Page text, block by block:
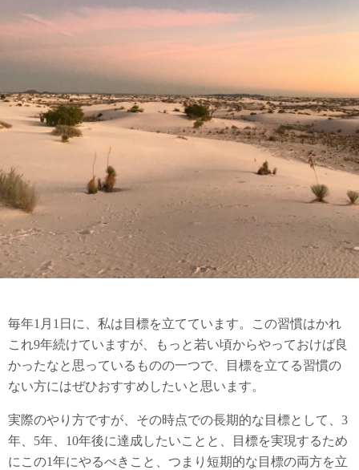
毎年1月1日に、私は目標を立てています。この習慣はかれ
これ9年続けていますが、もっと若い頃からやっておけば良
かったなと思っているものの一つで、目標を立てる習慣の
ない方にはぜひおすすめしたいと思います。
実際のやり方ですが、その時点での長期的な目標として、3
年、5年、10年後に達成したいことと、目標を実現するため
にこの1年にやるべきこと、つまり短期的な目標の両方を立